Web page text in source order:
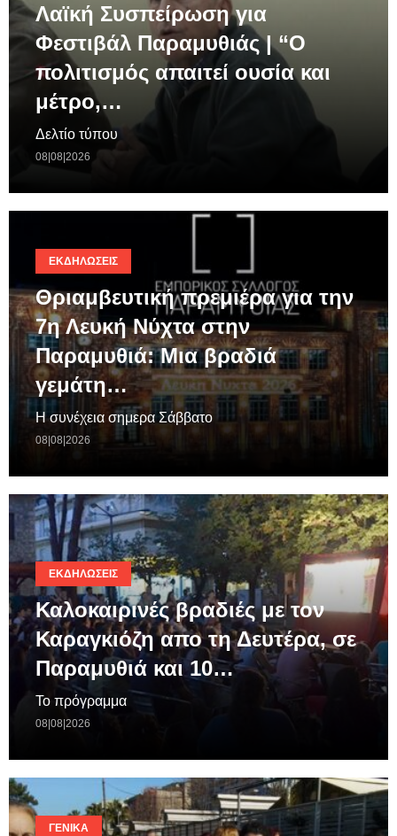
Λαϊκή Συσπείρωση για
Φεστιβάλ Παραμυθιάς | “Ο
πολιτισμός απαιτεί ουσία και
μέτρο,…
Δελτίο τύπου
08|08|2026
ΕΚΔΗΛΏΣΕΙΣ
Θριαμβευτική πρεμιέρα για την
7η Λευκή Νύχτα στην
Παραμυθιά: Μια βραδιά
γεμάτη…
Η συνέχεια σημερα Σάββατο
08|08|2026
ΕΚΔΗΛΏΣΕΙΣ
Καλοκαιρινές βραδιές με τον
Καραγκιόζη απο τη Δευτέρα, σε
Παραμυθιά και 10…
Το πρόγραμμα
08|08|2026
ΓΕΝΙΚΆ